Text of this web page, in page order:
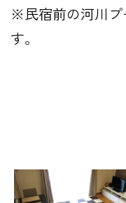
※民宿前の河川プ
す。